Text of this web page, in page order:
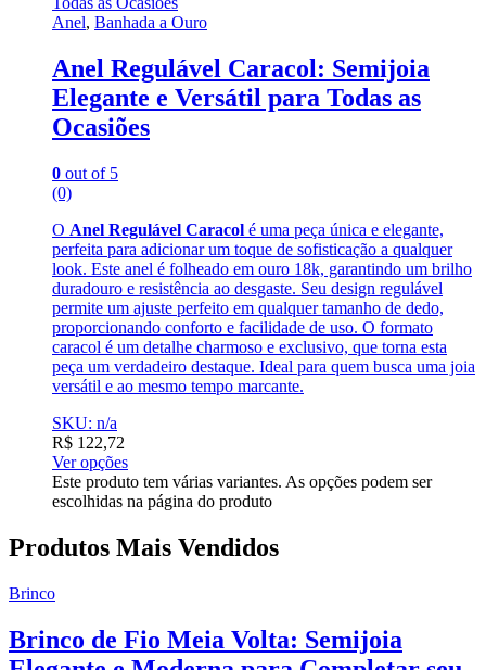
Anel, Banhada a Ouro
Anel Regulável Caracol: Semijoia
Elegante e Versátil para Todas as
Ocasiões
0 out of 5
(0)
O Anel Regulável Caracol é uma peça única e elegante,
perfeita para adicionar um toque de sofisticação a qualquer
look. Este anel é folheado em ouro 18k, garantindo um brilho
duradouro e resistência ao desgaste. Seu design regulável
permite um ajuste perfeito em qualquer tamanho de dedo,
proporcionando conforto e facilidade de uso. O formato
caracol é um detalhe charmoso e exclusivo, que torna esta
peça um verdadeiro destaque. Ideal para quem busca uma joia
versátil e ao mesmo tempo marcante.
SKU: n/a
R$ 122,72
Ver opções
Este produto tem várias variantes. As opções podem ser
escolhidas na página do produto
Produtos Mais Vendidos
Brinco
Brinco de Fio Meia Volta: Semijoia